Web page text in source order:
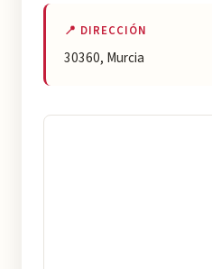
📍 DIRECCIÓN
30360, Murcia